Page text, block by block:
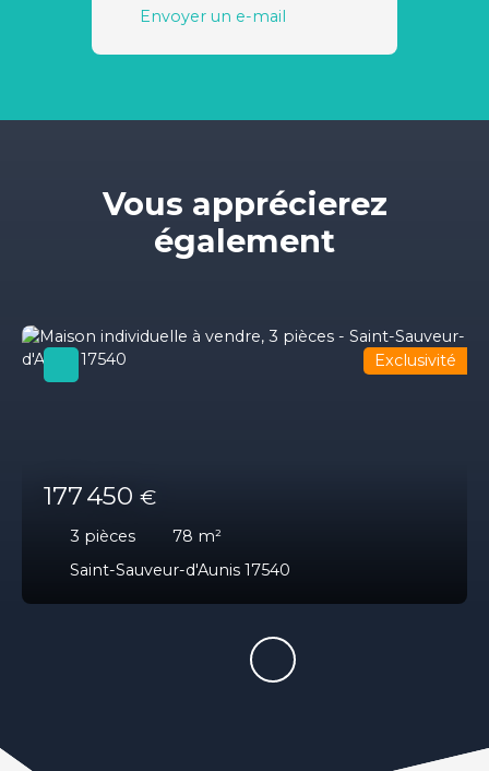
Envoyer un e-mail
Vous apprécierez
également
177 450 €
3 pièces 78 m²
Saint-Sauveur-d'Aunis 17540
Exclusivité